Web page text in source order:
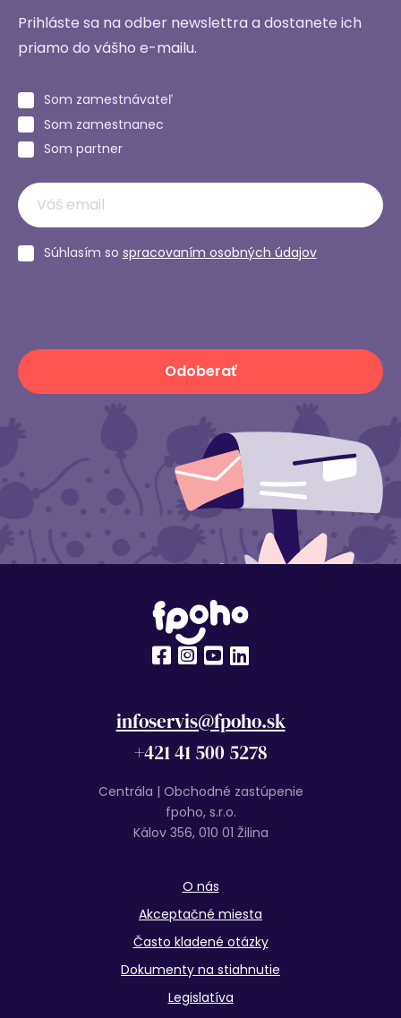
Prihláste sa na odber newslettra a dostanete ich
priamo do vášho e-mailu.
Som zamestnávateľ
Som zamestnanec
Som partner
Súhlasím so spracovaním osobných údajov
Odoberať
infoservis@fpoho.sk
+421 41 500 5278
Centrála | Obchodné zastúpenie
fpoho, s.r.o.
Kálov 356, 010 01 Žilina
O nás
Akceptačné miesta
Často kladené otázky
Dokumenty na stiahnutie
Legislatíva